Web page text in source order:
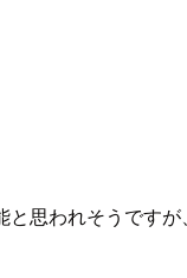
思われそうです